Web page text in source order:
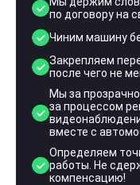
по договору на
Чиним машину
Закрепляем
после чего не
Мы за
за процессом
вместе с
Определяем
работы. Не
компенсацию!